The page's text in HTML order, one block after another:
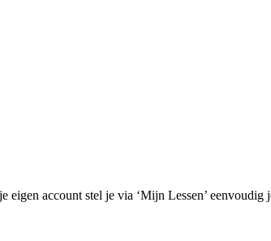
account stel je via ‘Mijn Lessen’